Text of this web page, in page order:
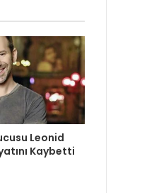
Leonid
Kaybetti